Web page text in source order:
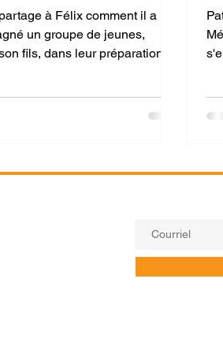
à Félix comment il a
un groupe de jeunes,
fils, dans leur préparation
au-delà des médailles.